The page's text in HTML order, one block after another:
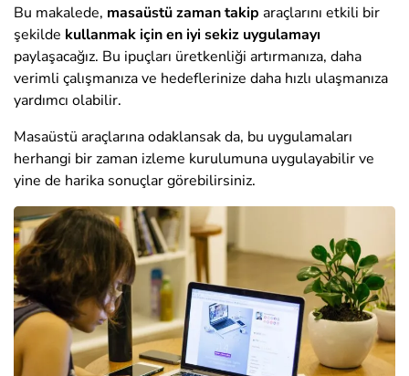
Bu makalede, masaüstü zaman takip araçlarını etkili bir
şekilde kullanmak için en iyi sekiz uygulamayı
paylaşacağız. Bu ipuçları üretkenliği artırmanıza, daha
verimli çalışmanıza ve hedeflerinize daha hızlı ulaşmanıza
yardımcı olabilir.
Masaüstü araçlarına odaklansak da, bu uygulamaları
herhangi bir zaman izleme kurulumuna uygulayabilir ve
yine de harika sonuçlar görebilirsiniz.